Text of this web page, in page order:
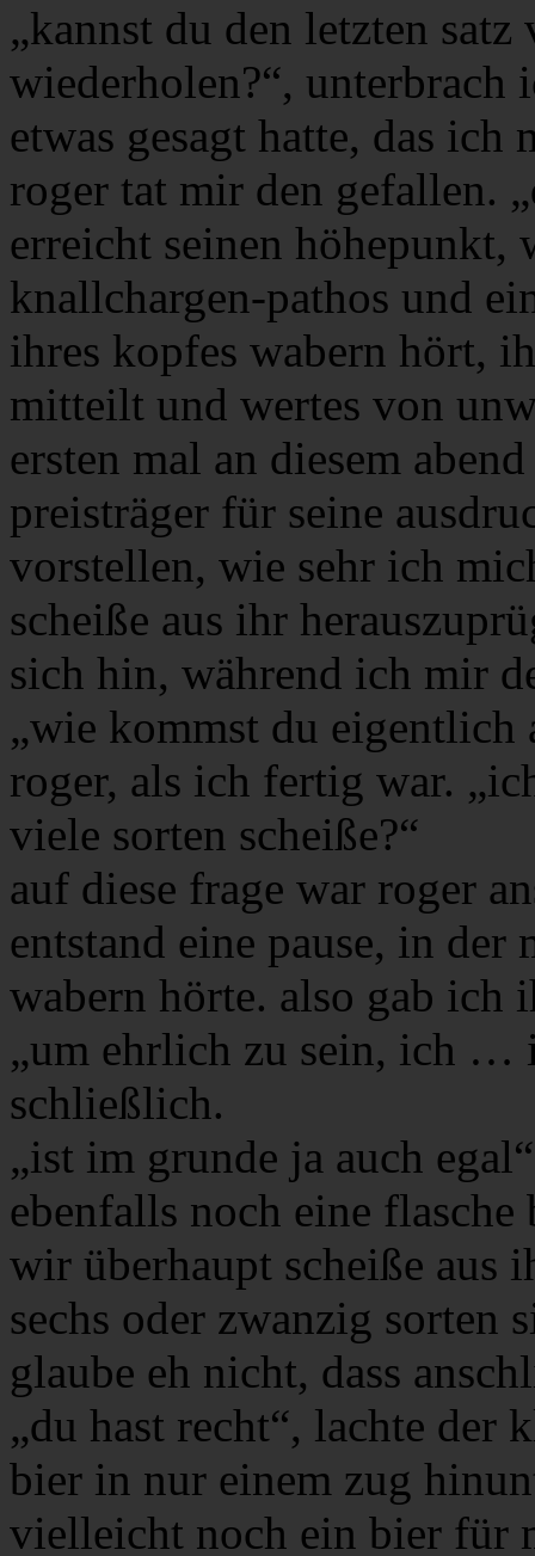
„kannst du den letzten
wiederholen?“, unterbrach
etwas gesagt hatte, das
roger tat mir den gefallen.
erreicht seinen
knallchargen-pathos und
ihres kopfes wabern hört,
mitteilt und wertes von
ersten mal an diesem
preisträger für seine
vorstellen, wie sehr ich
scheiße aus ihr
sich hin, während ich mir
„wie kommst du eigentlich
roger, als ich fertig war.
viele sorten scheiße?“
auf diese frage war roger
entstand eine pause, in der
wabern hörte. also gab ich
„um ehrlich zu sein, ich …
schließlich.
„ist im grunde ja auch
ebenfalls noch eine flasche
wir überhaupt scheiße aus
sechs oder zwanzig sorten
glaube eh nicht, dass
„du hast recht“, lachte der
bier in nur einem zug
vielleicht noch ein bier für